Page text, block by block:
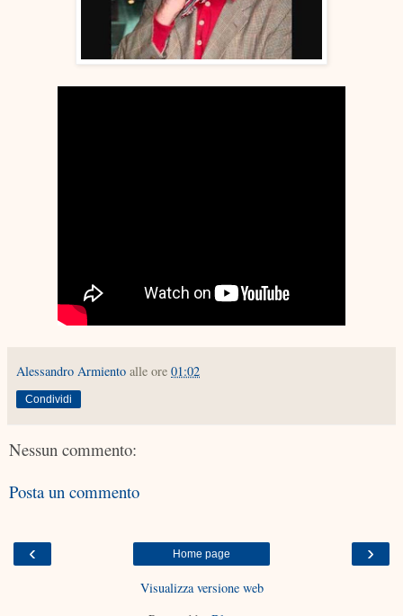
Alessandro Armiento alle ore 01:02
Condividi
Nessun commento:
Posta un commento
‹ ›
Home page
Visualizza versione web